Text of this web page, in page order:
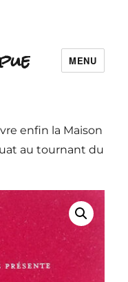
MENU
enfin la Maison
au tournant du